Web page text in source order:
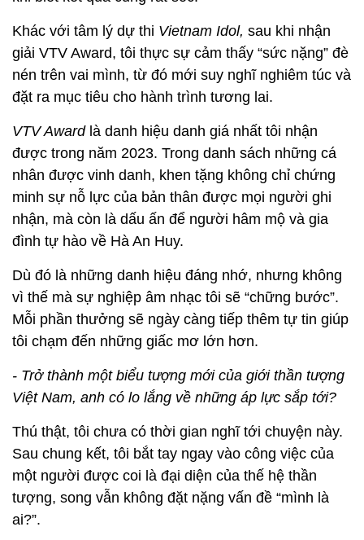
Khác với tâm lý dự thi Vietnam Idol, sau khi nhận
giải VTV Award, tôi thực sự cảm thấy “sức nặng” đè
nén trên vai mình, từ đó mới suy nghĩ nghiêm túc và
đặt ra mục tiêu cho hành trình tương lai.
VTV Awardlà danh hiệu danh giá nhất tôi nhận
được trong năm 2023. Trong danh sách những cá
nhân được vinh danh, khen tặng không chỉ chứng
minh sự nỗ lực của bản thân được mọi người ghi
nhận, mà còn là dấu ấn để người hâm mộ và gia
đình tự hào về Hà An Huy.
Dù đó là những danh hiệu đáng nhớ, nhưng không
vì thế mà sự nghiệp âm nhạc tôi sẽ “chững bước”.
Mỗi phần thưởng sẽ ngày càng tiếp thêm tự tin giúp
tôi chạm đến những giấc mơ lớn hơn.
- Trở thành một biểu tượng mới của giới thần tượng
Việt Nam, anh có lo lắng về những áp lực sắp tới?
Thú thật, tôi chưa có thời gian nghĩ tới chuyện này.
Sau chung kết, tôi bắt tay ngay vào công việc của
một người được coi là đại diện của thế hệ thần
tượng, song vẫn không đặt nặng vấn đề “mình là
ai?”.